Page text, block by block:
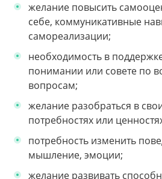
желание повысить
себе, коммуникативные
самореализации;
необходимость в
понимании или совете по
вопросам;
желание разобраться в
потребностях или
потребность изменить
мышление, эмоции;
желание развивать